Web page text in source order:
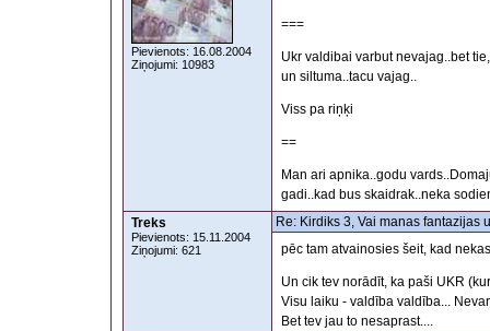
Pievienots: 16.08.2004
Ziņojumi: 10983
===
Ukr valdibai varbut nevajag..bet
un siltuma..tacu vajag..
Viss pa riņķi
==
Man ari apnika..godu
gadi..kad bus skaidrak..neka
Treks
Pievienots: 15.11.2004
Ziņojumi: 621
Re: Kirdiks 3, Vai manas fantazijas
pēc tam atvainosies šeit, kad
Un cik tev norādīt, ka paši UKR
Visu laiku - valdība valdība...
Bet tev jau to nesaprast....